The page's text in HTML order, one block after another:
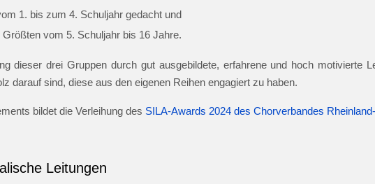
1. bis zum 4. Schuljahr gedacht und
vom 5. Schuljahr bis 16 Jahre.
dieser drei Gruppen durch gut ausgebildete, erfahrene und hoch motivierte
darauf sind, diese aus den eigenen Reihen engagiert zu haben.
bildet die Verleihung des SILA-Awards 2024 des Chorverbandes
Leitungen